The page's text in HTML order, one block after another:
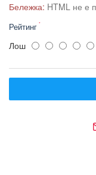
Бележка: HTML не е
Рейтинг
Лош